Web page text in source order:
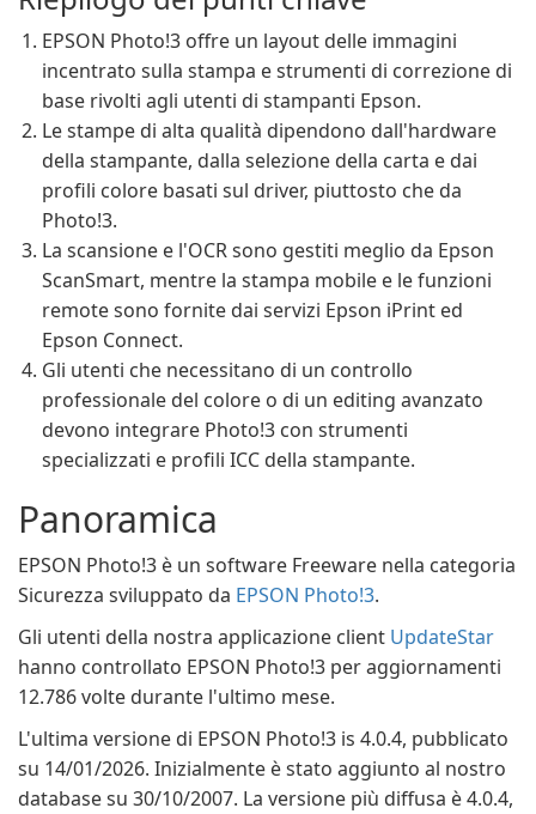
EPSON Photo!3 offre un layout delle immagini
incentrato sulla stampa e strumenti di correzione di
base rivolti agli utenti di stampanti Epson.
Le stampe di alta qualità dipendono dall'hardware
della stampante, dalla selezione della carta e dai
profili colore basati sul driver, piuttosto che da
Photo!3.
La scansione e l'OCR sono gestiti meglio da Epson
ScanSmart, mentre la stampa mobile e le funzioni
remote sono fornite dai servizi Epson iPrint ed
Epson Connect.
Gli utenti che necessitano di un controllo
professionale del colore o di un editing avanzato
devono integrare Photo!3 con strumenti
specializzati e profili ICC della stampante.
Panoramica
EPSON Photo!3 è un software Freeware nella categoria
Sicurezza sviluppato da EPSON Photo!3.
Gli utenti della nostra applicazione client UpdateStar
hanno controllato EPSON Photo!3 per aggiornamenti
12.786 volte durante l'ultimo mese.
L'ultima versione di EPSON Photo!3 is 4.0.4, pubblicato
su 14/01/2026. Inizialmente è stato aggiunto al nostro
database su 30/10/2007. La versione più diffusa è 4.0.4,